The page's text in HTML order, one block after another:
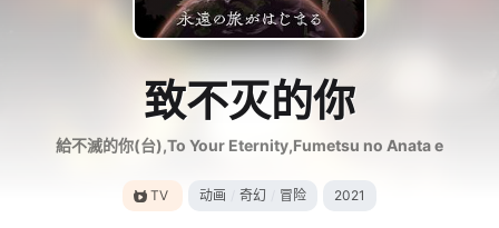
致不灭的你
給不滅的你(台),To Your Eternity,Fumetsu no Anata e
TV 动画 奇幻 冒险 2021